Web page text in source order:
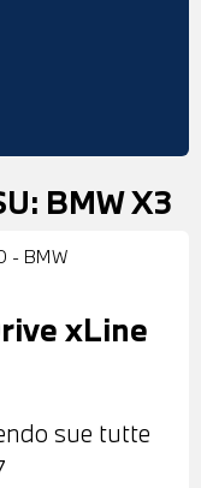
BMW X3
xLine
sue tutte